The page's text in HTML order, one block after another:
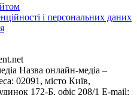
і персональних даних
Назва онлайн-медіа –
02091, місто Київ,
172-Б, офіс 208/1 E-mail: